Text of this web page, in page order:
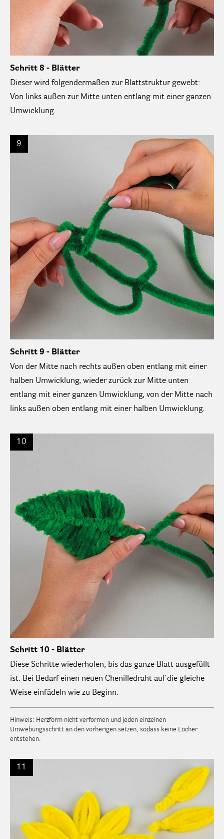
Schritt 8 - Blätter
Dieser wird folgendermaßen zur Blattstruktur gewebt:
Von links außen zur Mitte unten entlang mit einer ganzen
Umwicklung.
9
Schritt 9 - Blätter
Von der Mitte nach rechts außen oben entlang mit einer
halben Umwicklung, wieder zurück zur Mitte unten
entlang mit einer ganzen Umwicklung, von der Mitte nach
links außen oben entlang mit einer halben Umwicklung.
10
Schritt 10 - Blätter
Diese Schritte wiederholen, bis das ganze Blatt ausgefüllt
ist. Bei Bedarf einen neuen Chenilledraht auf die gleiche
Weise einfädeln wie zu Beginn.
Hinweis: Herzform nicht verformen und jeden einzelnen
Umwebungsschritt an den vorherigen setzen, sodass keine Löcher
entstehen.
11